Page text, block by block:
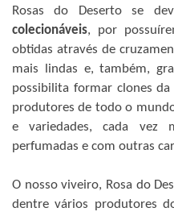
Rosas do Deserto se
colecionáveis, por
obtidas através de
mais lindas e, também,
possibilita formar clones
produtores de todo o
e variedades, cada vez
perfumadas e com outras
O nosso viveiro, Rosa do
dentre vários produtores